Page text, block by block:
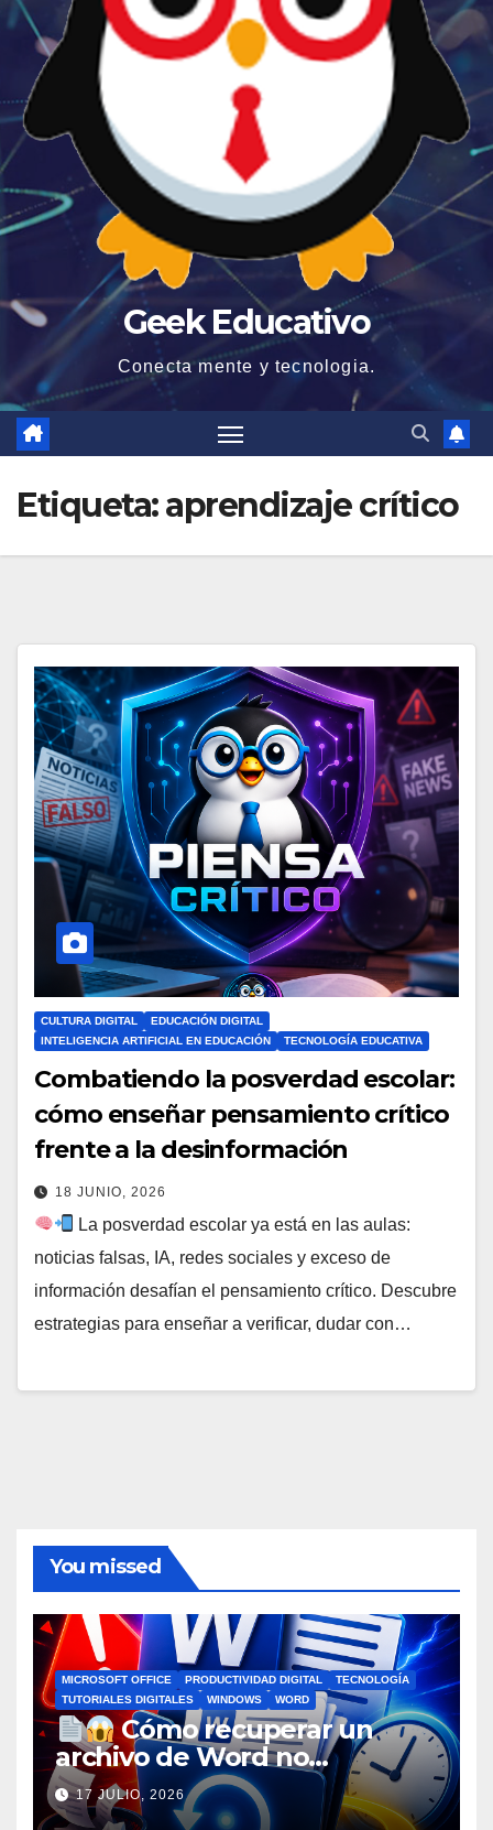
Geek Educativo
Conecta mente y tecnologia.
Etiqueta:aprendizaje crítico
CULTURA DIGITAL
EDUCACIÓN DIGITAL
INTELIGENCIA ARTIFICIAL EN EDUCACIÓN
TECNOLOGÍA EDUCATIVA
Combatiendo la posverdad escolar:
cómo enseñar pensamiento crítico
frente a la desinformación
18 JUNIO, 2026
La posverdad escolar ya está en las aulas:
noticias falsas, IA, redes sociales y exceso de
información desafían el pensamiento crítico. Descubre
estrategias para enseñar a verificar, dudar con…
You missed
MICROSOFT OFFICE PRODUCTIVIDAD DIGITAL
TECNOLOGÍA
TUTORIALES DIGITALES
WINDOWS WORD
Cómo recuperar un
archivo de Word no
guardado antes de entrar en
pánico
17 JULIO, 2026